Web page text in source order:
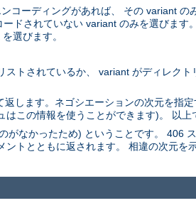
コーディングがあれば、 その variant の
ドされていない variant のみを選びます
選びます。
トされているか、 variant がディレクト
します。ネゴシエーションの次元を指
この情報を使うことができます)。 以上
がなかったため) ということです。 406
トとともに返されます。 相違の次元を